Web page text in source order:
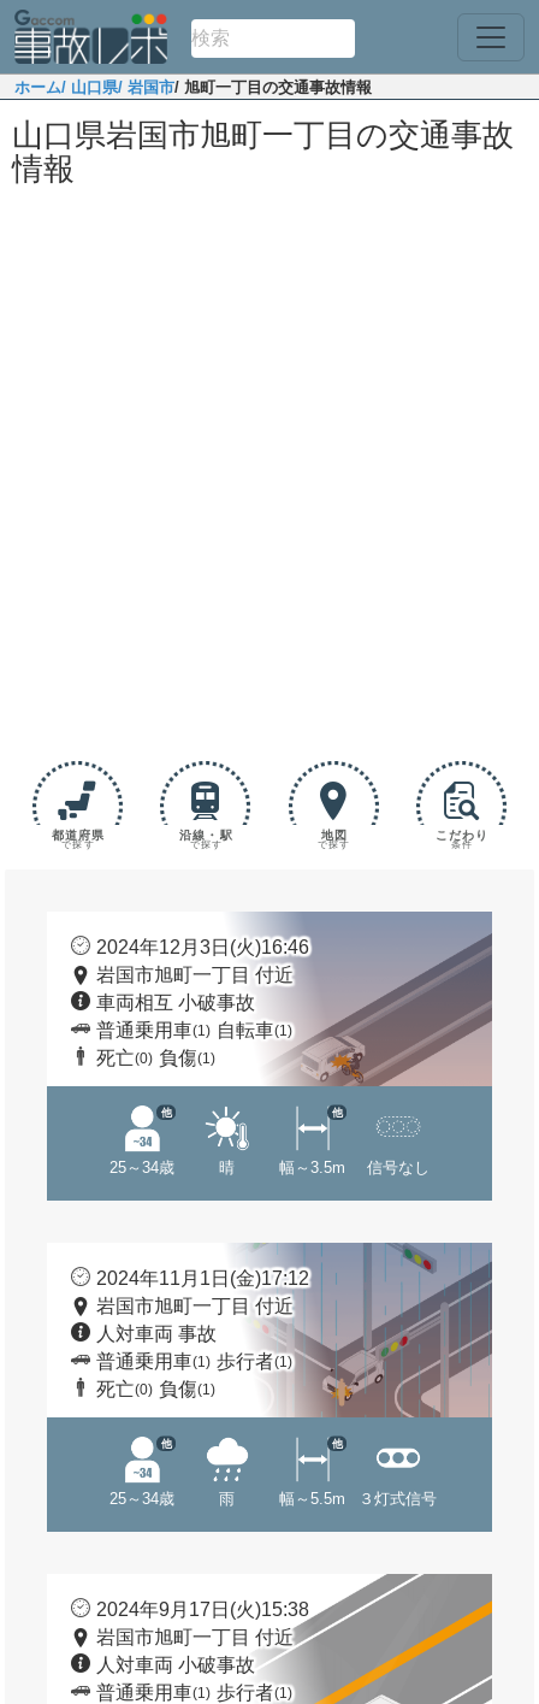
ホーム/ 山口県/ 岩国市/ 旭町一丁目の交通事故情報
山口県岩国市旭町一丁目の交通事故
情報
都道府県
で探す
沿線・駅
で探す
地図
で探す
こだわり
条件
2024年12月3日(火)16:46
岩国市旭町一丁目 付近
車両相互 小破事故
普通乗用車(1) 自転車(1)
死亡(0) 負傷(1)
25～34歳
他
晴 幅～3.5m
他
信号なし
2024年11月1日(金)17:12
岩国市旭町一丁目 付近
人対車両 事故
普通乗用車(1) 歩行者(1)
死亡(0) 負傷(1)
25～34歳
他
雨 幅～5.5m
他
３灯式信号
2024年9月17日(火)15:38
岩国市旭町一丁目 付近
人対車両 小破事故
普通乗用車(1) 歩行者(1)